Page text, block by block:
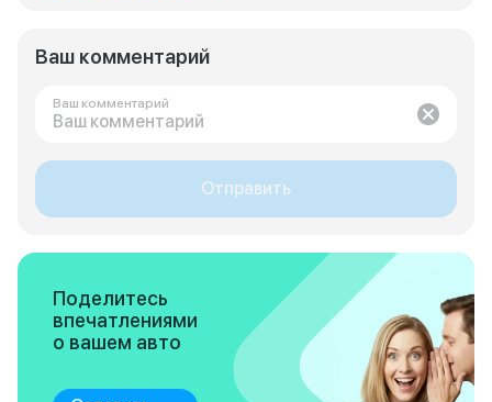
Ваш комментарий
Ваш комментарий
Отправить
Поделитесь
впечатлениями
о вашем авто